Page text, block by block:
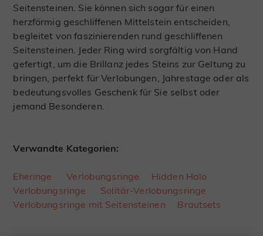
Seitensteinen. Sie können sich sogar für einen
herzförmig geschliffenen Mittelstein entscheiden,
begleitet von faszinierenden rund geschliffenen
Seitensteinen. Jeder Ring wird sorgfältig von Hand
gefertigt, um die Brillanz jedes Steins zur Geltung zu
bringen, perfekt für Verlobungen, Jahrestage oder als
bedeutungsvolles Geschenk für Sie selbst oder
jemand Besonderen.
Verwandte Kategorien:
Eheringe Verlobungsringe
Hidden Halo
Verlobungsringe
Solitär-Verlobungsringe
Verlobungsringe mit Seitensteinen
Brautsets